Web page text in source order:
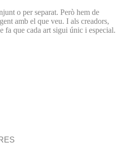
o per separat. Però hem de
amb el que veu. I als creadors,
fa que cada art sigui únic i especial.